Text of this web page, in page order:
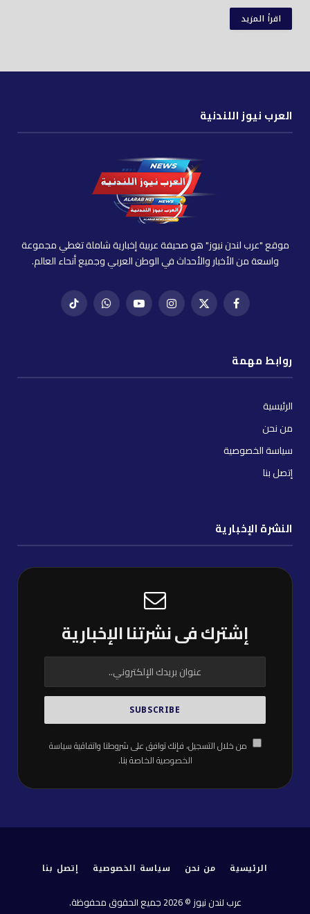
اقرأ المزيد
العرب نيوز اللندنية
موقع "عرب لندن نيوز" هو صحيفة عربية إخبارية شاملة تغطي مجموعة
واسعة من الأخبار والأحداث في الوطن العربي وجميع أنحاء العالم.
فيسبوكX
إنستغراميوتيوب واتساب تيك
روابط مهمة
الرئيسية
من نحن
سياسة الخصوصية
إتصل بنا
النشرة الإخبارية
إشترك فى نشرتنا الإخبارية
من خلال التسجيل، فإنك توافق على شروطنا واتفاقيةسياسة
الخصوصيةالخاصة بنا.
الرئيسية من نحن سياسة الخصوصية إتصل بنا
عرب لندن نيوز © 2026 جميع الحقوق محفوظة.